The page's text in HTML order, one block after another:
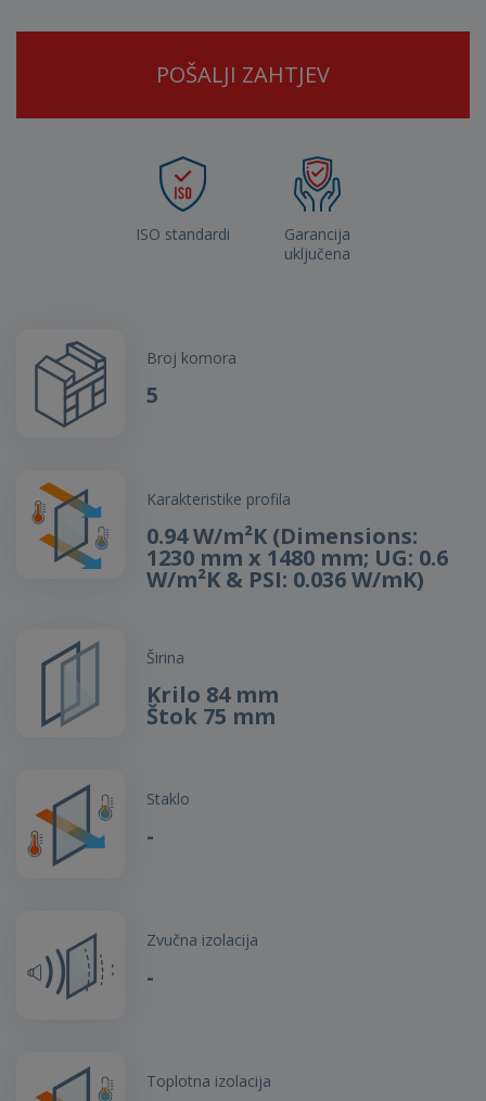
POŠALJI ZAHTJEV
ISO standardi
Garancija
uključena
Broj komora
5
Karakteristike profila
0.94 W/m²K (Dimensions:
1230 mm x 1480 mm; UG: 0.6
W/m²K & PSI: 0.036 W/mK)
Širina
Krilo 84 mm
Štok 75 mm
Staklo
-
Zvučna izolacija
-
Toplotna izolacija